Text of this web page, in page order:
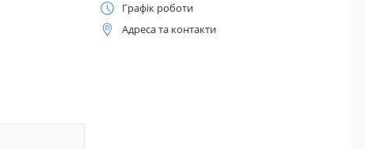
Графік роботи
Адреса та контакти